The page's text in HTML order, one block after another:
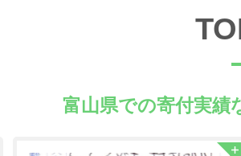
富山県での寄付実績